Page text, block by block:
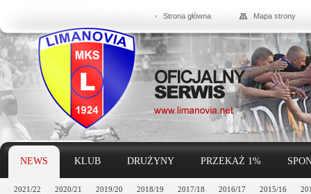
Strona główna Mapa strony
NEWS
2021/22 2020/21 2019/20 2018/19 2017/18 2016/17 2015/16
KLUB DRUŻYNY PRZEKAŻ 1%